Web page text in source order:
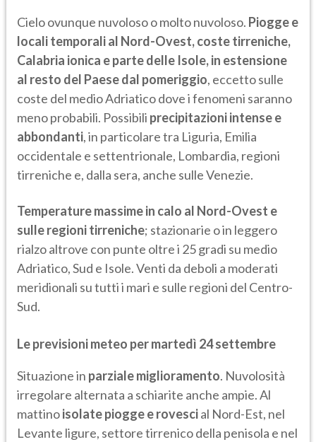
Cielo ovunque nuvoloso o molto nuvoloso. Piogge e
locali temporali al Nord-Ovest, coste tirreniche,
Calabria ionica e parte delle Isole, in estensione
al resto del Paese dal pomeriggio, eccetto sulle
coste del medio Adriatico dove i fenomeni saranno
meno probabili. Possibili precipitazioni intense e
abbondanti, in particolare tra Liguria, Emilia
occidentale e settentrionale, Lombardia, regioni
tirreniche e, dalla sera, anche sulle Venezie.
Temperature massime in calo al Nord-Ovest e
sulle regioni tirreniche; stazionarie o in leggero
rialzo altrove con punte oltre i 25 gradi su medio
Adriatico, Sud e Isole. Venti da deboli a moderati
meridionali su tutti i mari e sulle regioni del Centro-
Sud.
Le previsioni meteo per martedì 24 settembre
Situazione in parziale miglioramento. Nuvolosità
irregolare alternata a schiarite anche ampie. Al
mattinoisolate piogge e rovescial Nord-Est, nel
Levante ligure, settore tirrenico della penisola e nel